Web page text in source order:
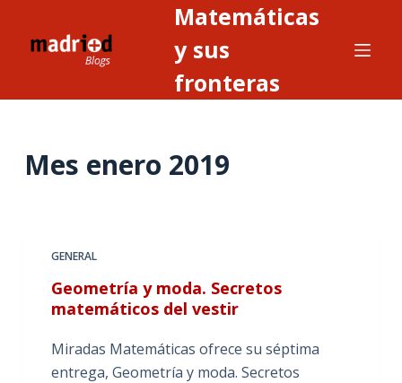
Matemáticas
y sus
fronteras
Mes enero 2019
GENERAL
Geometría y moda. Secretos
matemáticos del vestir
Miradas Matemáticas ofrece su séptima
entrega, Geometría y moda. Secretos